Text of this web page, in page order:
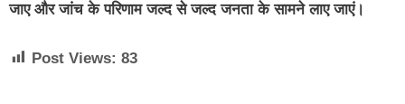
जाए और जांच के परिणाम जल्द से जल्द जनता के सामने लाए जाएं।
Post Views: 83